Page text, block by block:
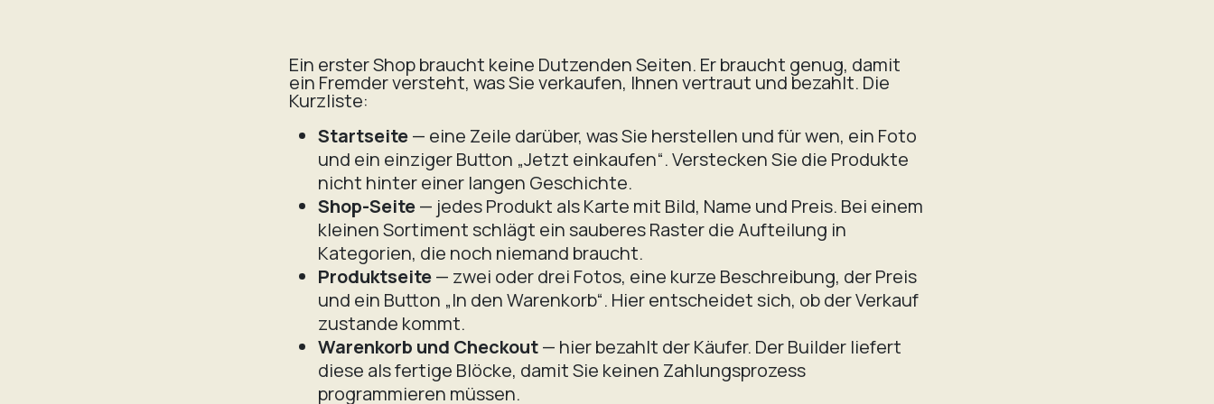
Ein erster Shop braucht keine Dutzenden Seiten. Er braucht genug, damit
ein Fremder versteht, was Sie verkaufen, Ihnen vertraut und bezahlt. Die
Kurzliste:
Startseite— eine Zeile darüber, was Sie herstellen und für wen, ein Foto
und ein einziger Button „Jetzt einkaufen“. Verstecken Sie die Produkte
nicht hinter einer langen Geschichte.
Shop-Seite— jedes Produkt als Karte mit Bild, Name und Preis. Bei einem
kleinen Sortiment schlägt ein sauberes Raster die Aufteilung in
Kategorien, die noch niemand braucht.
Produktseite— zwei oder drei Fotos, eine kurze Beschreibung, der Preis
und ein Button „In den Warenkorb“. Hier entscheidet sich, ob der Verkauf
zustande kommt.
Warenkorb und Checkout— hier bezahlt der Käufer. Der Builder liefert
diese als fertige Blöcke, damit Sie keinen Zahlungsprozess
programmieren müssen.